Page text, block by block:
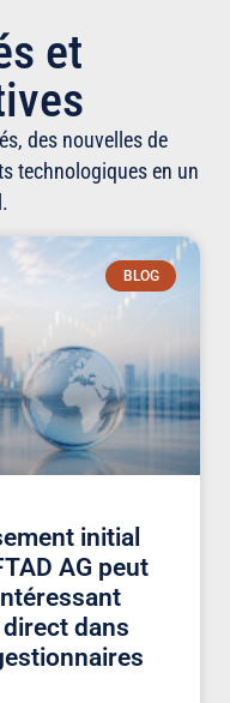
et
des nouvelles de
technologiques en un
BLOG
initial
AG peut
dans